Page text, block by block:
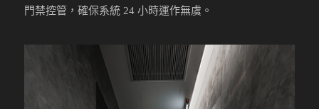
門禁控管，確保系統 24 小時運作無虞。